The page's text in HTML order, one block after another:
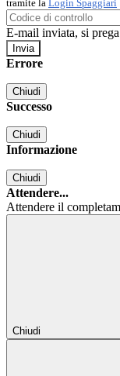
tramite la Login Spaggiari
E-mail inviata, si
Errore
Chiudi
Successo
Chiudi
Informazione
Chiudi
Attendere...
Attendere il
Chiudi